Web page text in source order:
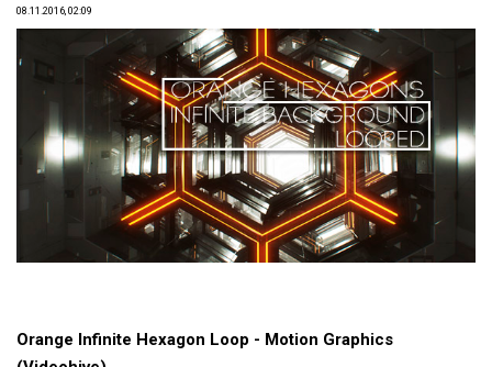
08.11.2016, 02:09
Orange Infinite Hexagon Loop - Motion Graphics